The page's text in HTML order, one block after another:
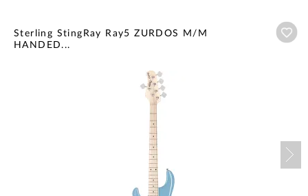
Sterling StingRay Ray5 ZURDOS M/M
HANDED...